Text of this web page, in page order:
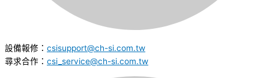
設備報修： csisupport@ch-si.com.tw
尋求合作： csi_service@ch-si.com.tw